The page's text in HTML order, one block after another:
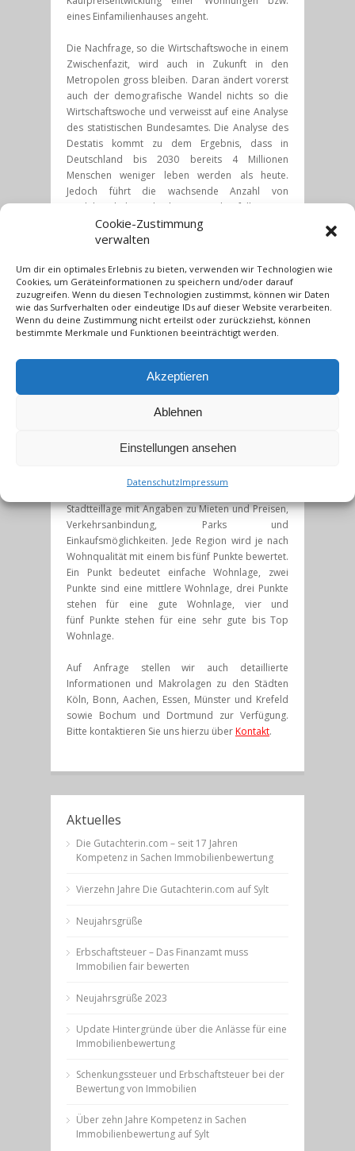
Cookie-Zustimmung
verwalten
Um dir ein optimales Erlebnis zu bieten, verwenden wir Technologien wie
Cookies, um Geräteinformationen zu speichern und/oder darauf
zuzugreifen. Wenn du diesen Technologien zustimmst, können wir Daten
wie das Surfverhalten oder eindeutige IDs auf dieser Website verarbeiten.
Wenn du deine Zustimmung nicht erteilst oder zurückziehst, können
bestimmte Merkmale und Funktionen beeinträchtigt werden.
Akzeptieren
Ablehnen
Einstellungen ansehen
DatenschutzImpressum
eines Einfamilienhauses angeht.
Die Nachfrage, so die Wirtschaftswoche in einem
Zwischenfazit, wird auch in Zukunft in den
Metropolen gross bleiben. Daran ändert vorerst
auch der demografische Wandel nichts so die
Wirtschaftswoche und verweisst auf eine Analyse
des statistischen Bundesamtes. Die Analyse des
Destatis kommt zu dem Ergebnis, dass in
Deutschland bis 2030 bereits 4 Millionen
Menschen weniger leben werden als heute.
Jedoch führt die wachsende Anzahl von
Singlehaushalten, die bis 2025 ebenfalls weiter
ansteigen soll, zu einer steigenden Nachfrage
nach Wohnfläche. Auch die gestiegene Anzahl
Jahr 2011, wird die vorhandene Preisentwicklung
nicht stoppen, so das Ergebnis der Analyse der
Wirtschaftswoche. Eine Zusammenfassung der
Studie und Ergebnisse finden Sie bei der
Wirtschaftswoche unter folgendemLink.
zu den Regionen Düsseldorf mit
seinen StadtteilenLörick,Heerdt,Niederkassel,
Stockum,Kaiserswerth
finden Sie in unserer Rubrik Makrolagen.
Für die Regionen finden Sie hier detaillierte
Stadtteillage mit Angaben zu Mieten und Preisen,
Verkehrsanbindung, Parks und
Einkaufsmöglichkeiten. Jede Region wird je nach
Wohnqualität mit einem bis fünf Punkte bewertet.
Ein Punkt bedeutet einfache Wohnlage, zwei
Punkte sind eine mittlere Wohnlage, drei Punkte
stehen für eine gute Wohnlage, vier und
fünf Punkte stehen für eine sehr gute bis Top
Wohnlage.
Auf Anfrage stellen wir auch detaillierte
Informationen und Makrolagen zu den Städten
Köln, Bonn, Aachen, Essen, Münster und Krefeld
sowie Bochum und Dortmund zur Verfügung.
Bitte kontaktieren Sie uns hierzu überKontakt.
Aktuelles
Die Gutachterin.com – seit 17 Jahren
Kompetenz in Sachen Immobilienbewertung
Vierzehn Jahre Die Gutachterin.com auf Sylt
Neujahrsgrüße
Erbschaftsteuer – Das Finanzamt muss
Immobilien fair bewerten
Neujahrsgrüße 2023
Update Hintergründe über die Anlässe für eine
Immobilienbewertung
Schenkungssteuer und Erbschaftsteuer bei der
Bewertung von Immobilien
Über zehn Jahre Kompetenz in Sachen
Immobilienbewertung auf Sylt